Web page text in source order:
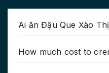
Ai ăn Đậu Que Xào
How much cost to